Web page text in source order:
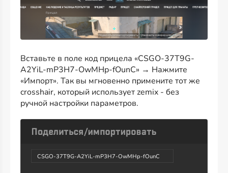
Вставьте в поле код прицела «CSGO-37T9G-
A2YiL-mP3H7-OwMHp-fOunC» → Нажмите
«Импорт». Так вы мгновенно примените тот же
crosshair, который использует zemix - без
ручной настройки параметров.
CSGO-37T9G-A2YiL-mP3H7-OwMHp-fOunC